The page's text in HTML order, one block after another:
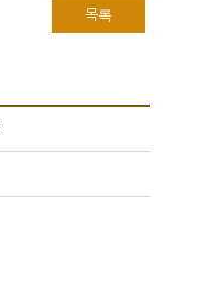
목록